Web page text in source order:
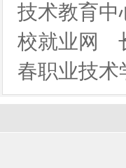
技术教育中
校就业网
春职业技术